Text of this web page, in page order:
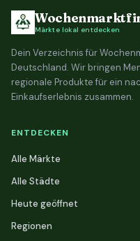
Märkte lokal entdecken
Dein Verzeichnis für
Deutschland. Wir bringen
regionale Produkte für ein
Einkaufserlebnis zusammen.
ENTDECKEN
Alle Märkte
Alle Städte
Heute geöffnet
Regionen